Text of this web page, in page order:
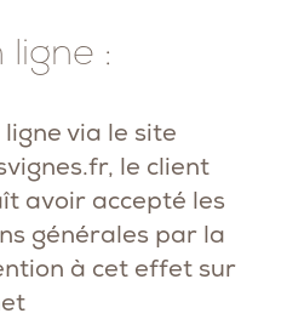
:
via le site
, le client
avoir accepté les
générales par la
à cet effet sur